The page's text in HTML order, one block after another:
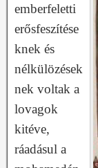
emberfeletti
erősfeszítése
knek és
nélkülözések
nek voltak a
lovagok
kitéve,
ráadásul a